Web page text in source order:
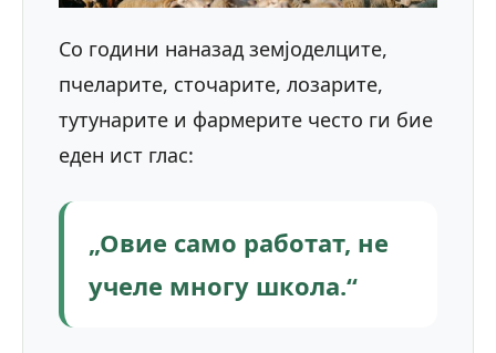
Со години наназад земјоделците,
пчеларите, сточарите, лозарите,
тутунарите и фармерите често ги бие
еден ист глас:
„Овие само работат, не
учеле многу школа.“